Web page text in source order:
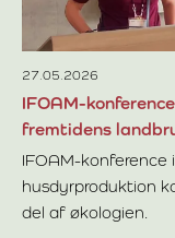
27.05.2026
IFOAM-
fremtidens
IFOAM-konference
husdyrproduktion
del af økologien.